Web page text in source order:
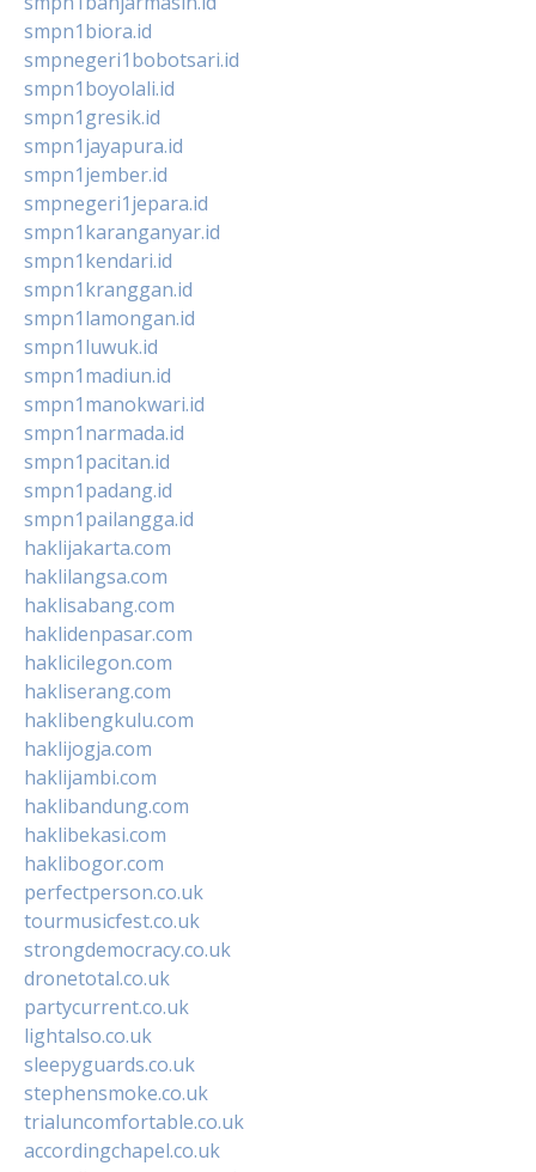
smpn1biora.id
smpnegeri1bobotsari.id
smpn1boyolali.id
smpn1gresik.id
smpn1jayapura.id
smpn1jember.id
smpnegeri1jepara.id
smpn1karanganyar.id
smpn1kendari.id
smpn1kranggan.id
smpn1lamongan.id
smpn1luwuk.id
smpn1madiun.id
smpn1manokwari.id
smpn1narmada.id
smpn1pacitan.id
smpn1padang.id
smpn1pailangga.id
haklijakarta.com
haklilangsa.com
haklisabang.com
haklidenpasar.com
haklicilegon.com
hakliserang.com
haklibengkulu.com
haklijogja.com
haklijambi.com
haklibandung.com
haklibekasi.com
haklibogor.com
perfectperson.co.uk
tourmusicfest.co.uk
strongdemocracy.co.uk
dronetotal.co.uk
partycurrent.co.uk
lightalso.co.uk
sleepyguards.co.uk
stephensmoke.co.uk
trialuncomfortable.co.uk
accordingchapel.co.uk